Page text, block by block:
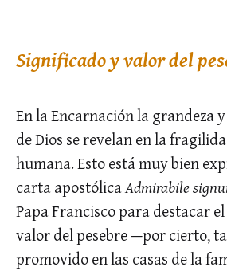
Significado y valor del
En la Encarnación la grandeza
de Dios se revelan en la
humana. Esto está muy bien
carta apostólicaAdmirabile
Papa Francisco para destacar
valor del pesebre —por cierto,
promovido en las casas de la